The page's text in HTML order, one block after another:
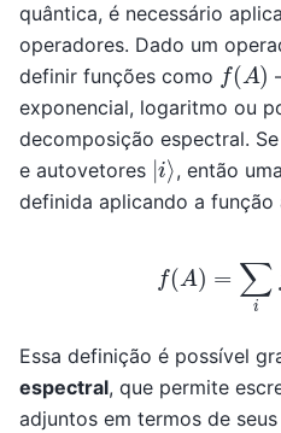
quântica, é necessário
operadores. Dado um
definir funções como f(A)
exponencial, logaritmo ou
decomposição espectral. Se
e autovetores |i⟩ , então
definida aplicando a função
(A ∑if(
Essa definição é possível
espectral, que permite
adjuntos em termos de